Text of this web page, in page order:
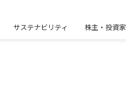
サステナビリティ 株主・投資家